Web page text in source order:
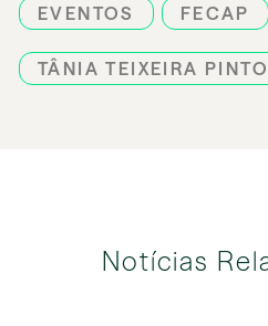
EVENTOS FECAP
TÂNIA TEIXEIRA PINTO
Notícias